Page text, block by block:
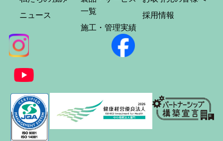
ニュース
一覧
施工・管理実績
採用情報